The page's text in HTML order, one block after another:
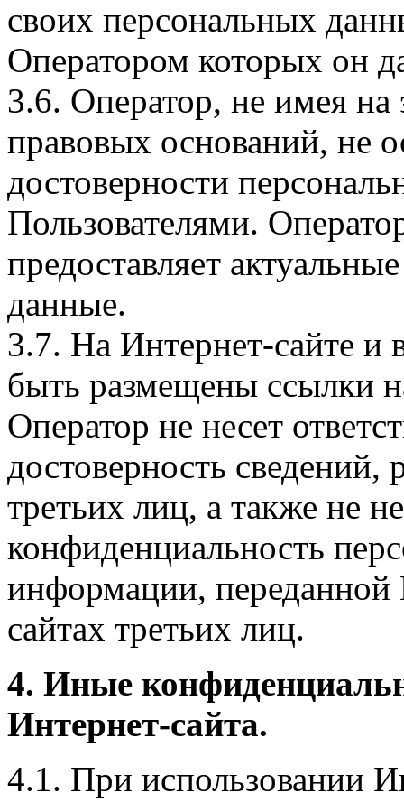
своих персональных
Оператором которых он
3.6. Оператор, не имея
правовых оснований, не
достоверности
Пользователями.
предоставляет
данные.
3.7. На Интернет-сайте
быть размещены ссылки
Оператор не несет
достоверность
третьих лиц, а также не
конфиденциальность
информации, переданной
сайтах третьих лиц.
4. Иные
Интернет-сайта.
4.1. При использовании